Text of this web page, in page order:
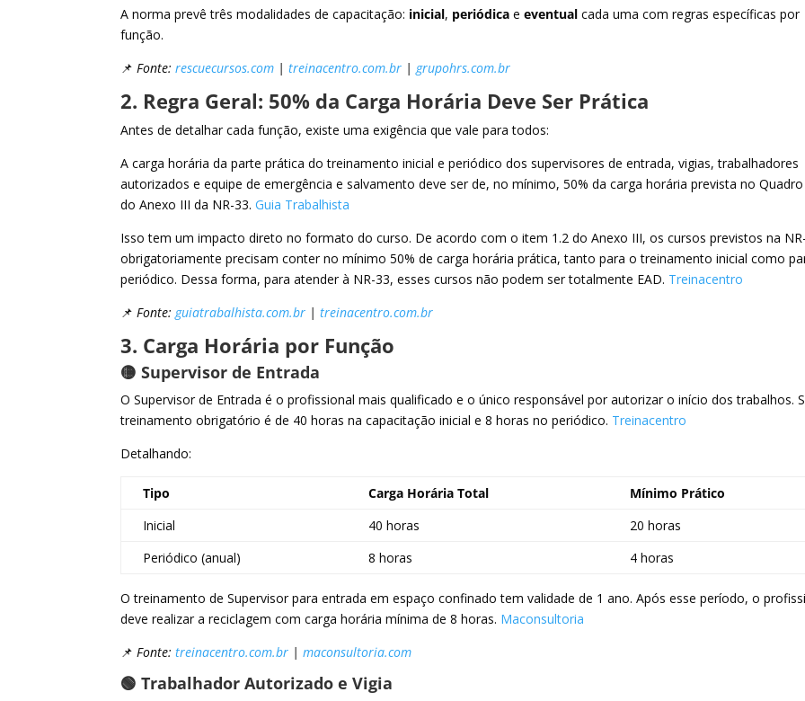
A norma prevê três modalidades de capacitação: inicial, periódica eeventual cada uma com regras específicas por
função.
📌Fonte: rescuecursos.com | treinacentro.com.br | grupohrs.com.br
2. Regra Geral: 50% da Carga Horária Deve Ser Prática
Antes de detalhar cada função, existe uma exigência que vale para todos:
A carga horária da parte prática do treinamento inicial e periódico dos supervisores de entrada, vigias, trabalhadores
autorizados e equipe de emergência e salvamento deve ser de, no mínimo, 50% da carga horária prevista no Quadro
do Anexo III da NR-33. Guia Trabalhista
Isso tem um impacto direto no formato do curso. De acordo com o item 1.2 do Anexo III, os cursos previstos na
obrigatoriamente precisam conter no mínimo 50% de carga horária prática, tanto para o treinamento inicial como
periódico. Dessa forma, para atender à NR-33, esses cursos não podem ser totalmente EAD. Treinacentro
📌Fonte: guiatrabalhista.com.br | treinacentro.com.br
3. Carga Horária por Função
🟡 Supervisor de Entrada
O Supervisor de Entrada é o profissional mais qualificado e o único responsável por autorizar o início dos trabalhos.
treinamento obrigatório é de 40 horas na capacitação inicial e 8 horas no periódico. Treinacentro
Detalhando:
Tipo Carga Horária Total
Mínimo Prático
Inicial
40 horas
20 horas
Periódico (anual)
8 horas 4 horas
O treinamento de Supervisor para entrada em espaço confinado tem validade de 1 ano. Após esse período, o
deve realizar a reciclagem com carga horária mínima de 8 horas. Maconsultoria
📌Fonte: treinacentro.com.br | maconsultoria.com
🟢 Trabalhador Autorizado e Vigia